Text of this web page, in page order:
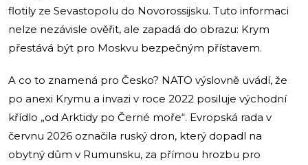
flotily ze Sevastopolu do Novorossijsku. Tuto informaci
nelze nezávisle ověřit, ale zapadá do obrazu: Krym
přestává být pro Moskvu bezpečným přístavem.
A co to znamená pro Česko? NATO výslovně uvádí, že
po anexi Krymu a invazi v roce 2022 posiluje východní
křídlo „od Arktidy po Černé moře“. Evropská rada v
červnu 2026 označila ruský dron, který dopadl na
obytný dům v Rumunsku, za přímou hrozbu pro